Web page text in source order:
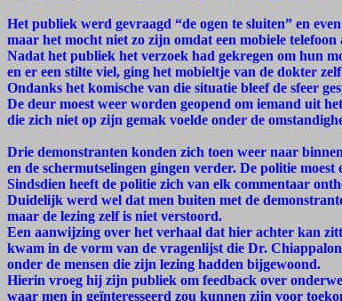
Het publiek werd gevraagd “de ogen te sluiten” en
maar het mocht niet zo zijn omdat een mobiele
Nadat het publiek het verzoek had gekregen om hun
en er een stilte viel, ging het mobieltje van de dokter
Ondanks het komische van die situatie bleef de sfeer
De deur moest weer worden geopend om iemand uit
die zich niet op zijn gemak voelde onder de
Drie demonstranten konden zich toen weer naar
en de schermutselingen gingen verder. De politie moest
Sindsdien heeft de politie zich van elk commentaar
Duidelijk werd wel dat men buiten met de
maar de lezing zelf is niet verstoord.
Een aanwijzing over het verhaal dat hier achter kan
kwam in de vorm van de vragenlijst die Dr.
onder de mensen die zijn lezing hadden bijgewoond.
Hierin vroeg hij zijn publiek om feedback over
waar men in geïnteresseerd zou kunnen zijn voor